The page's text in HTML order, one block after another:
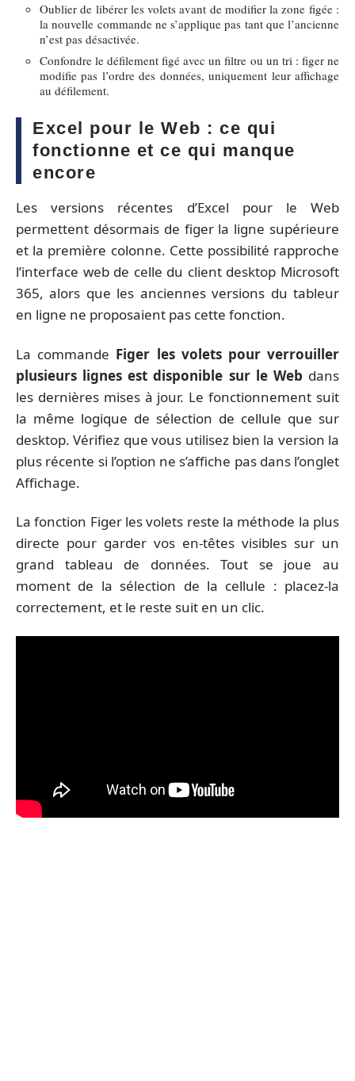
Oublier de libérer les volets avant de modifier la zone figée :
la nouvelle commande ne s’applique pas tant que l’ancienne
n’est pas désactivée.
Confondre le défilement figé avec un filtre ou un tri : figer ne
modifie pas l’ordre des données, uniquement leur affichage
au défilement.
Excel pour le Web : ce qui
fonctionne et ce qui manque
encore
Les versions récentes d’Excel pour le Web
permettent désormais de figer la ligne supérieure
et la première colonne. Cette possibilité rapproche
l’interface web de celle du client desktop Microsoft
365, alors que les anciennes versions du tableur
en ligne ne proposaient pas cette fonction.
La commande Figer les volets pour verrouiller
plusieurs lignes est disponible sur le Web dans
les dernières mises à jour. Le fonctionnement suit
la même logique de sélection de cellule que sur
desktop. Vérifiez que vous utilisez bien la version la
plus récente si l’option ne s’affiche pas dans l’onglet
Affichage.
La fonction Figer les volets reste la méthode la plus
directe pour garder vos en-têtes visibles sur un
grand tableau de données. Tout se joue au
moment de la sélection de la cellule : placez-la
correctement, et le reste suit en un clic.